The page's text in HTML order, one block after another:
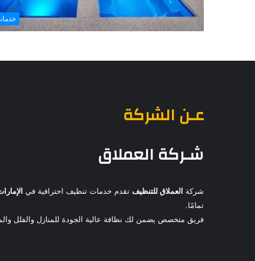
عـن الشركة
شـركة العملاق
شركة العملاق للتنظيف تقدم خدمات تنظيف احترافية في
تمامًا.
فريق متخصص يضمن لك نظافة عالية الجودة للمنازل والفلل